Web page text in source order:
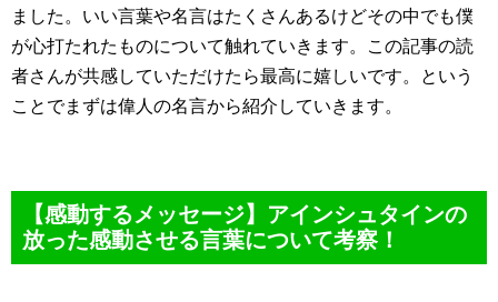
ました。いい言葉や名言はたくさんあるけどその中でも僕
が心打たれたものについて触れていきます。この記事の読
者さんが共感していただけたら最高に嬉しいです。という
ことでまずは偉人の名言から紹介していきます。
【感動するメッセージ】アインシュタインの
放った感動させる言葉について考察！